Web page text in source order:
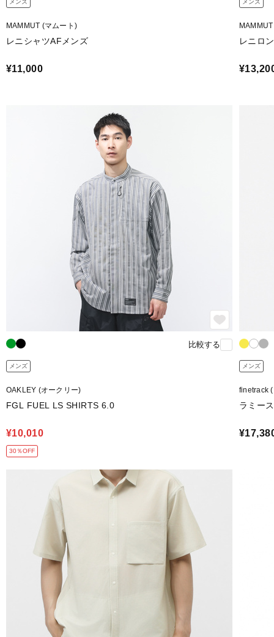
メンズ
MAMMUT (マムート)
レニシャツAFメンズ
¥11,000
メンズ
レニロ
比較する
メンズ
OAKLEY (オークリー)
FGL FUEL LS SHIRTS 6.0
¥10,010
30％OFF
メンズ
finetrack
ラミー